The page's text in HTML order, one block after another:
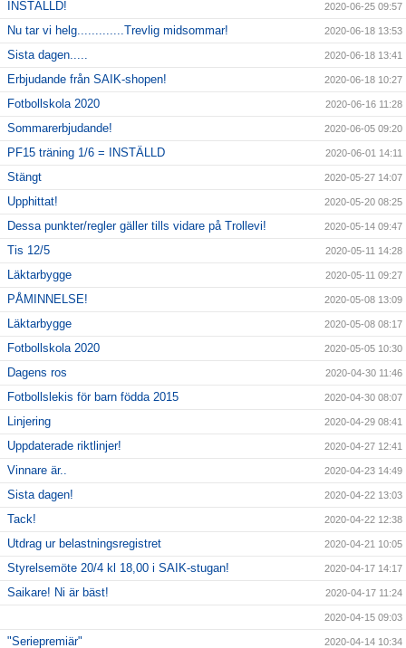
INSTÄLLD! 2020-06-25 09:57
Nu tar vi helg.............Trevlig midsommar! 2020-06-18 13:53
Sista dagen..... 2020-06-18 13:41
Erbjudande från SAIK-shopen! 2020-06-18 10:27
Fotbollskola 2020 2020-06-16 11:28
Sommarerbjudande! 2020-06-05 09:20
PF15 träning 1/6 = INSTÄLLD 2020-06-01 14:11
Stängt 2020-05-27 14:07
Upphittat! 2020-05-20 08:25
Dessa punkter/regler gäller tills vidare på Trollevi! 2020-05-14 09:47
Tis 12/5 2020-05-11 14:28
Läktarbygge 2020-05-11 09:27
PÅMINNELSE! 2020-05-08 13:09
Läktarbygge 2020-05-08 08:17
Fotbollskola 2020 2020-05-05 10:30
Dagens ros 2020-04-30 11:46
Fotbollslekis för barn födda 2015 2020-04-30 08:07
Linjering 2020-04-29 08:41
Uppdaterade riktlinjer! 2020-04-27 12:41
Vinnare är.. 2020-04-23 14:49
Sista dagen! 2020-04-22 13:03
Tack! 2020-04-22 12:38
Utdrag ur belastningsregistret 2020-04-21 10:05
Styrelsemöte 20/4 kl 18,00 i SAIK-stugan! 2020-04-17 14:17
Saikare! Ni är bäst! 2020-04-17 11:24
2020-04-15 09:03
"Seriepremiär" 2020-04-14 10:34